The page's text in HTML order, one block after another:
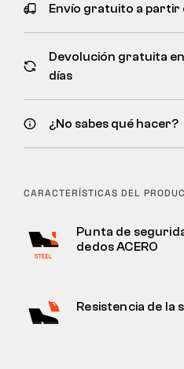
Envío gratuito a partir
Devolución gratuita
días
¿No sabes qué hacer?
CARACTERÍSTICAS DEL
Punta de
dedos ACERO
Resistencia de la